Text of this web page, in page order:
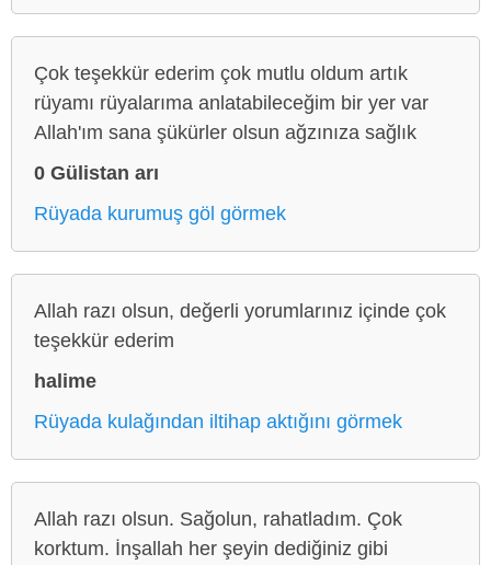
Çok teşekkür ederim çok mutlu oldum artık
rüyamı rüyalarıma anlatabileceğim bir yer var
Allah'ım sana şükürler olsun ağzınıza sağlık
0 Gülistan arı
Rüyada kurumuş göl görmek
Allah razı olsun, değerli yorumlarınız içinde çok
teşekkür ederim
halime
Rüyada kulağından iltihap aktığını görmek
Allah razı olsun. Sağolun, rahatladım. Çok
korktum. İnşallah her şeyin dediğiniz gibi